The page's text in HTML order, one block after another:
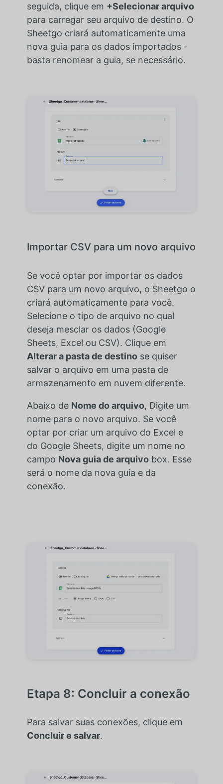
seguida, clique em +Selecionar arquivo
para carregar seu arquivo de destino. O
Sheetgo criará automaticamente uma
nova guia para os dados importados -
basta renomear a guia, se necessário.
Importar CSV para um novo arquivo
Se você optar por importar os dados
CSV para um novo arquivo, o Sheetgo o
criará automaticamente para você.
Selecione o tipo de arquivo no qual
deseja mesclar os dados (Google
Sheets, Excel ou CSV). Clique em
Alterar a pasta de destinose quiser
salvar o arquivo em uma pasta de
armazenamento em nuvem diferente.
Abaixo de Nome do arquivo, Digite um
nome para o novo arquivo. Se você
optar por criar um arquivo do Excel e
do Google Sheets, digite um nome no
campo Nova guia de arquivobox. Esse
será o nome da nova guia e da
conexão.
Etapa 8: Concluir a conexão
Para salvar suas conexões, clique em
Concluir e salvar.